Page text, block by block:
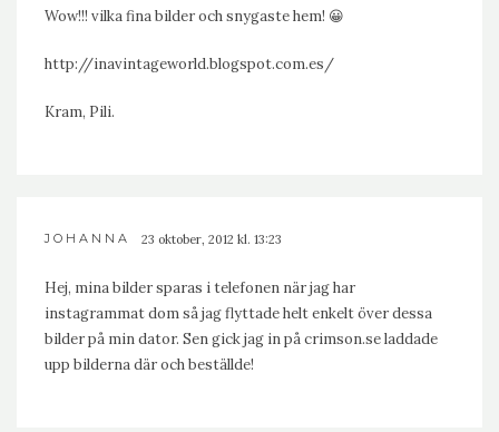
Wow!!! vilka fina bilder och snygaste hem! 😀
http://inavintageworld.blogspot.com.es/
Kram, Pili.
JOHANNA 23 oktober, 2012 kl. 13:23
Hej, mina bilder sparas i telefonen när jag har
instagrammat dom så jag flyttade helt enkelt över dessa
bilder på min dator. Sen gick jag in på crimson.se laddade
upp bilderna där och beställde!